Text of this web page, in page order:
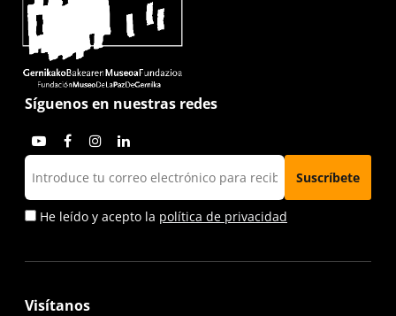
Síguenos en nuestras redes
He leído y acepto la política de privacidad
Visítanos